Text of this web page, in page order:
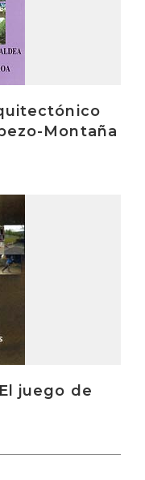
Montaña
juego de